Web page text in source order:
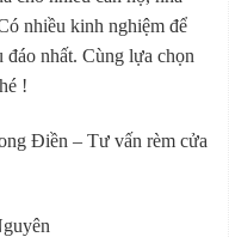
nhiều kinh nghiệm để
đáo nhất. Cùng lựa chọn
!
Điền – Tư vấn rèm cửa